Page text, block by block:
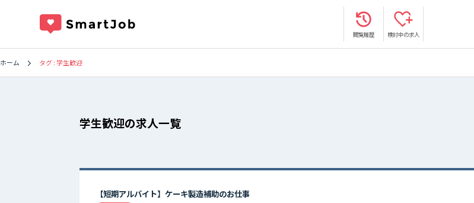
閲覧履歴 検討中の求人
ホーム タグ : 学生歓迎
学生歓迎の求人一覧
【短期アルバイト】ケーキ製造補助のお仕事